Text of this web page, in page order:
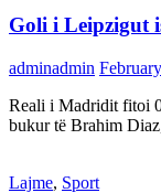
Goli i Leipzigut
adminadmin
Reali i Madridit fitoi
bukur të Brahim
Lajme, Sport